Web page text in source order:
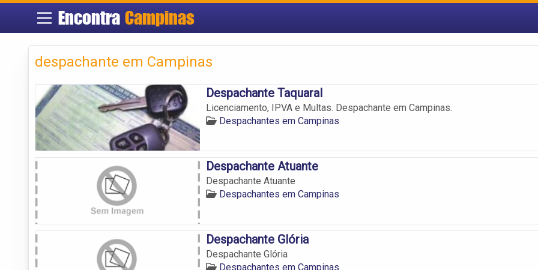
EncontraCampinas
despachante em Campinas
Despachante Taquaral
Licenciamento, IPVA e Multas. Despachante em Campinas.
Despachantes em Campinas
Despachante Atuante
Despachante Atuante
Despachantes em Campinas
Despachante Glória
Despachante Glória
Despachantes em Campinas